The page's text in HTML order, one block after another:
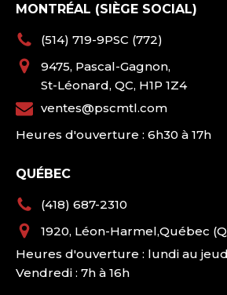
MONTRÉAL (SIÈGE SOCIAL)
(514) 719-9PSC (772)
9475, Pascal-Gagnon,
St-Léonard, QC, H1P 1Z4
ventes@pscmtl.com
Heures d'ouverture : 6h30 à 17h
QUÉBEC
(418) 687-2310
1920, Léon-Harmel,Québec
Heures d'ouverture : lundi au
Vendredi : 7h à 16h